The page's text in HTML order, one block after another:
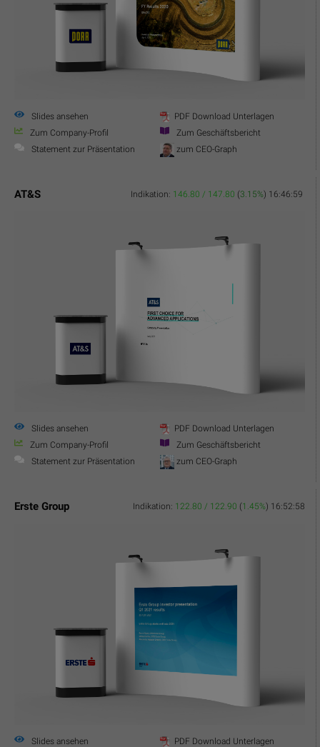
Slides ansehen
PDF Download Unterlagen
Zum Company-Profil
Zum Geschäftsbericht
Statement zur Präsentation
zum CEO-Graph
AT&S Indikation: 146.80 / 147.80 (3.15%) 16:46:59
Slides ansehen
PDF Download Unterlagen
Zum Company-Profil
Zum Geschäftsbericht
Statement zur Präsentation
zum CEO-Graph
Erste Group Indikation: 122.80 / 122.90 (1.45%) 16:52:58
Slides ansehen
PDF Download Unterlagen